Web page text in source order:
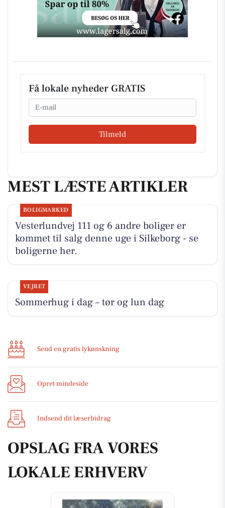
Få lokale nyheder GRATIS
Email
Tilmeld
MEST LÆSTE ARTIKLER
BOLIGMARKED
Vesterlundvej 111 og 6 andre boliger er
kommet til salg denne uge i Silkeborg - se
boligerne her.
VEJRET
Sommerhug i dag – tør og lun dag
Send en gratis lykønskning
Opret mindeside
Indsend dit læserbidrag
OPSLAG FRA VORES
LOKALE ERHVERV